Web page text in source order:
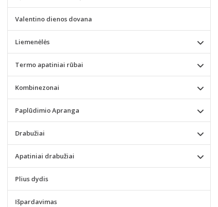
Valentino dienos dovana
Liemenėlės
Termo apatiniai rūbai
Kombinezonai
Paplūdimio Apranga
Drabužiai
Apatiniai drabužiai
Plius dydis
Išpardavimas